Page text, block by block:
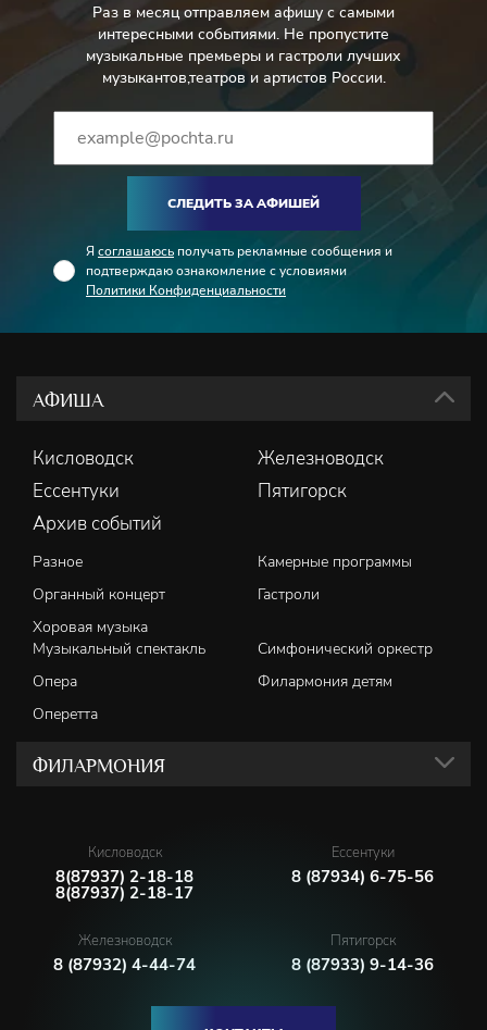
Раз в месяц отправляем афишу с самыми
интересными событиями. Не пропустите
музыкальные премьеры и гастроли лучших
музыкантов,театров и артистов России.
СЛЕДИТЬ ЗА АФИШЕЙ
Я соглашаюсь получать рекламные сообщения и
подтверждаю ознакомление с условиями
Политики Конфиденциальности
АФИША
Кисловодск
Железноводск
Ессентуки
Пятигорск
Архив событий
Разное
Камерные программы
Органный концерт
Гастроли
Хоровая музыка
Музыкальный спектакль
Симфонический оркестр
Опера
Филармония детям
Оперетта
ФИЛАРМОНИЯ
Кисловодск
8(87937) 2-18-18
8(87937) 2-18-17
Ессентуки
8 (87934) 6-75-56
Железноводск
8 (87932) 4-44-74
Пятигорск
8 (87933) 9-14-36